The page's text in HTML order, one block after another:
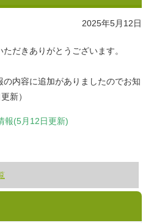
2025年5月12日
だきありがとうございます。
内容に追加がありましたのでお知
新）
報(5月12日更新)